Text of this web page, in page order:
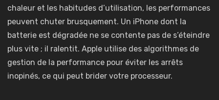
chaleur et les habitudes d’utilisation, les performances
peuvent chuter brusquement. Un iPhone dont la
batterie est dégradée ne se contente pas de s’éteindre
plus vite ; il ralentit. Apple utilise des algorithmes de
gestion de la performance pour éviter les arrêts
inopinés, ce qui peut brider votre processeur.